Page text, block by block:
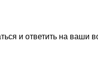
и ответить на ваши